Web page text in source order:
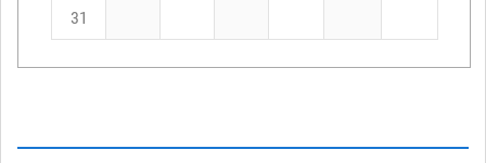
31